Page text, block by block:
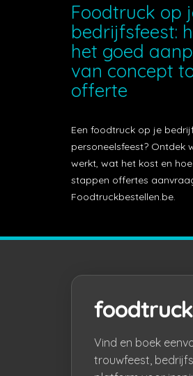
Foodtruck op
bedrijfsfeest:
het goed
van concept
offerte
Een foodtruck op je
personeelsfeest? Ontdek
werkt, wat het kost en
stappen offertes
Foodtruckbestellen.be.
foodtruck
Vind en boek
trouwfeest,